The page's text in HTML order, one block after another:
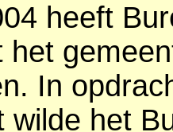
heeft
het
In
wilde het